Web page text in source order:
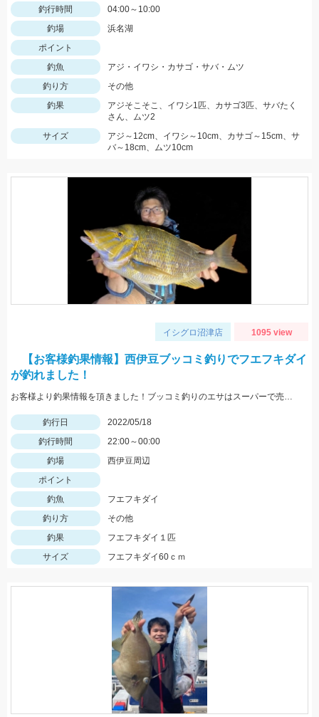
釣行時間
04:00～10:00
釣場
浜名湖
ポイント
釣魚
アジ・イワシ・カサゴ・サバ・ムツ
釣り方
その他
釣果
アジそこそこ、イワシ1匹、カサゴ3匹、サバたく
さん、ムツ2
サイズ
アジ～12cm、イワシ～10cm、カサゴ～15cm、サ
バ～18cm、ムツ10cm
イシグロ沼津店 1095 view
【お客様釣果情報】西伊豆ブッコミ釣りでフエフキダイ
が釣れました！
お客様より釣果情報を頂きました！ブッコミ釣りのエサはスーパーで売っているムツッコ。短い釣行時間で時合を逃さずヒットさせました。
釣行日
2022/05/18
釣行時間
22:00～00:00
釣場
西伊豆周辺
ポイント
釣魚
フエフキダイ
釣り方
その他
釣果
フエフキダイ１匹
サイズ
フエフキダイ60ｃｍ